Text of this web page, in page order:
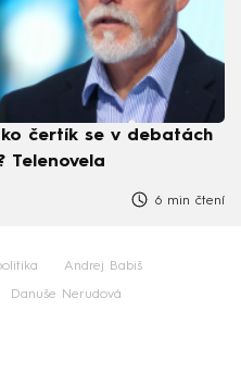
čertík se v debatách
Telenovela
6 min čtení
Andrej Babiš
Danuše Nerudová